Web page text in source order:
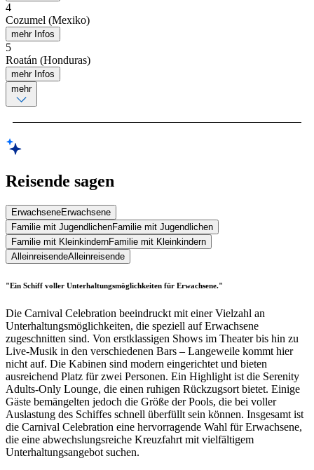
4
Cozumel (Mexiko)
mehr Infos
5
Roatán (Honduras)
mehr Infos
mehr
Reisende sagen
ErwachseneErwachsene
Familie mit JugendlichenFamilie mit Jugendlichen
Familie mit KleinkindernFamilie mit Kleinkindern
AlleinreisendeAlleinreisende
"Ein Schiff voller Unterhaltungsmöglichkeiten für Erwachsene."
Die Carnival Celebration beeindruckt mit einer Vielzahl an
Unterhaltungsmöglichkeiten, die speziell auf Erwachsene
zugeschnitten sind. Von erstklassigen Shows im Theater bis hin zu
Live-Musik in den verschiedenen Bars – Langeweile kommt hier
nicht auf. Die Kabinen sind modern eingerichtet und bieten
ausreichend Platz für zwei Personen. Ein Highlight ist die Serenity
Adults-Only Lounge, die einen ruhigen Rückzugsort bietet. Einige
Gäste bemängelten jedoch die Größe der Pools, die bei voller
Auslastung des Schiffes schnell überfüllt sein können. Insgesamt ist
die Carnival Celebration eine hervorragende Wahl für Erwachsene,
die eine abwechslungsreiche Kreuzfahrt mit vielfältigem
Unterhaltungsangebot suchen.